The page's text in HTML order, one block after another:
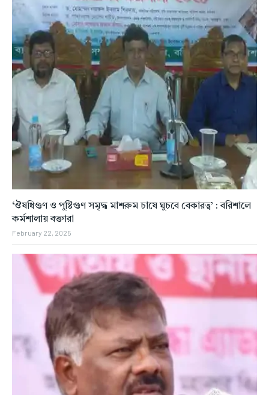
‘ঔষধিগুণ ও পুষ্টিগুণ সমৃদ্ধ মাশরুম চাষে ঘুচবে বেকারত্ব’ : বরিশালে
কর্মশালায় বক্তারা
February 22, 2025